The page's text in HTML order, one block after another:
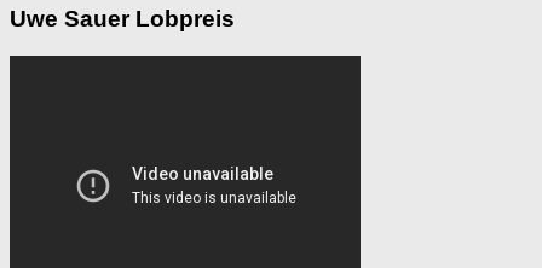
Uwe Sauer Lobpreis